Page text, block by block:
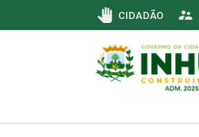
pan_tool CIDADÃO supervisor_account